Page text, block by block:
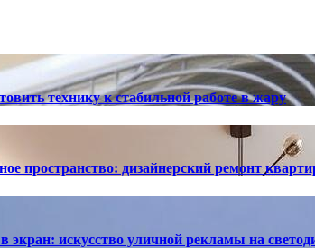
технику к стабильной работе в жару
пространство: дизайнерский ремонт
экран: искусство уличной рекламы на